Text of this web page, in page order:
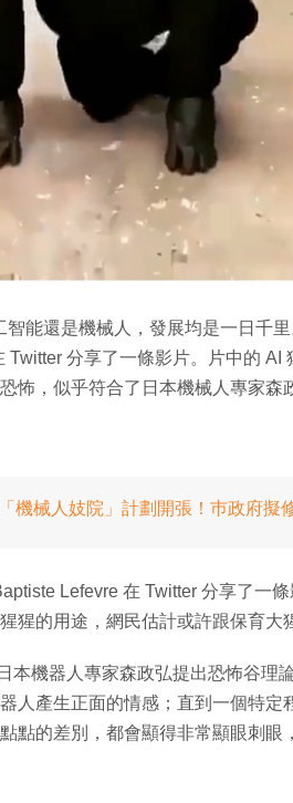
智能還是機械人，發展均是一日千
Twitter 分享了一條影片。片中的
怖，似乎符合了日本機械人專家森
機械人妓院」計劃開張！巿政府擬
Lefevre 在 Twitter 分享了一
猩的用途，網民估計或許跟保育大
本機器人專家森政弘提出恐怖谷理
人產生正面的情感；直到一個特
點的差別，都會顯得非常顯眼刺